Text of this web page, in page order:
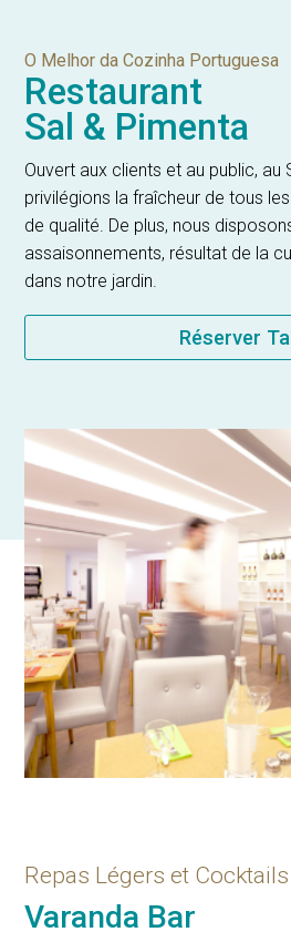
O Melhor da Cozinha Portuguesa
Restaurant
Sal & Pimenta
Ouvert aux clients et au public, au
privilégions la fraîcheur de tous
de qualité. De plus, nous
assaisonnements, résultat de la
dans notre jardin.
Réserver
Repas Légers et Cocktails
Varanda Bar